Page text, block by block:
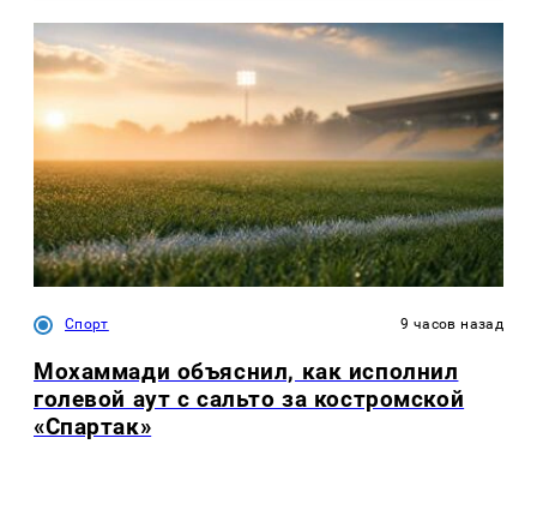
Спорт 9 часов назад
Мохаммади объяснил, как исполнил
голевой аут с сальто за костромской
«Спартак»